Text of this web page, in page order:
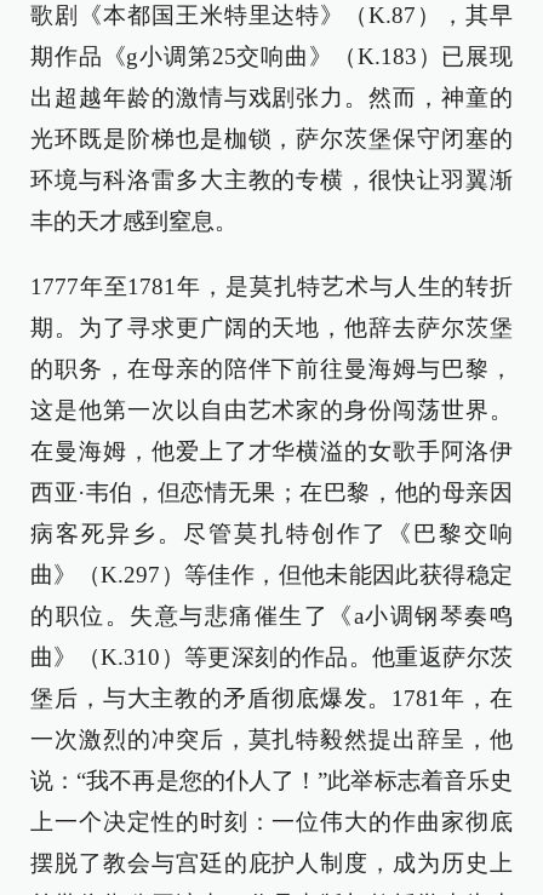
歌剧《本都国王米特里达特》（K.87），其早
期作品《g小调第25交响曲》（K.183）已展现
出超越年龄的激情与戏剧张力。然而，神童的
光环既是阶梯也是枷锁，萨尔茨堡保守闭塞的
环境与科洛雷多大主教的专横，很快让羽翼渐
丰的天才感到窒息。
1777年至1781年，是莫扎特艺术与人生的转折
期。为了寻求更广阔的天地，他辞去萨尔茨堡
的职务，在母亲的陪伴下前往曼海姆与巴黎，
这是他第一次以自由艺术家的身份闯荡世界。
在曼海姆，他爱上了才华横溢的女歌手阿洛伊
西亚·韦伯，但恋情无果；在巴黎，他的母亲因
病客死异乡。尽管莫扎特创作了《巴黎交响
曲》（K.297）等佳作，但他未能因此获得稳定
的职位。失意与悲痛催生了《a小调钢琴奏鸣
曲》（K.310）等更深刻的作品。他重返萨尔茨
堡后，与大主教的矛盾彻底爆发。1781年，在
一次激烈的冲突后，莫扎特毅然提出辞呈，他
说：“我不再是您的仆人了！”此举标志着音乐史
上一个决定性的时刻：一位伟大的作曲家彻底
摆脱了教会与宫廷的庇护人制度，成为历史上